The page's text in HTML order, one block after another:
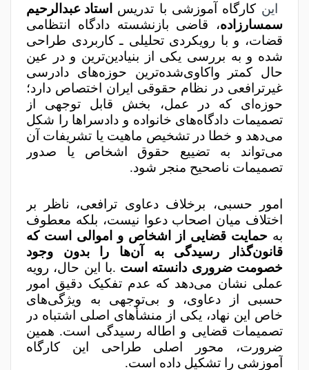
این کارگاه آموزشی با تدریس
استاد عبدالرحیم
سمسارزاده، قاضی بازنشسته دادگاه انتظامی
قضات، و با رویکردی تحلیلی ـ کاربردی طراحی
شده و به بررسی یکی از بنیادین‌ترین و در عین
حال کمتر واکاوی‌شده‌ترین حوزه‌های دادرسی
غیرترافعی در نظام حقوقی ایران اختصاص دارد؛
حوزه‌ای که در عمل، بخش قابل توجهی از
تصمیمات دادگاه‌های خانواده و دادسراها را شکل
می‌دهد و خطا در تشخیص ماهیت یا تشریفات آن
می‌تواند به تضییع حقوق اشخاص یا صدور
تصمیمات ناصحیح منجر شود.
امور حسبی، برخلاف دعاوی ترافعی، ناظر بر
اختلاف میان اصحاب دعوا نیست، بلکه معطوف
به حمایت قضایی از اشخاص و اموالی است که
قانون‌گذار رسیدگی به آن‌ها را بدون وجود
خصومت ضروری دانسته است .با این حال، رویه
عملی نشان می‌دهد که عدم تفکیک دقیق امور
حسبی از دعاوی، و بی‌توجهی به ویژگی‌های
خاص این نهاد، یکی از منشأهای اصلی اشتباه در
تصمیمات قضایی و اطاله رسیدگی است. همین
ضرورت، محور اصلی طراحی این کارگاه
آموزشی را تشکیل داده است.